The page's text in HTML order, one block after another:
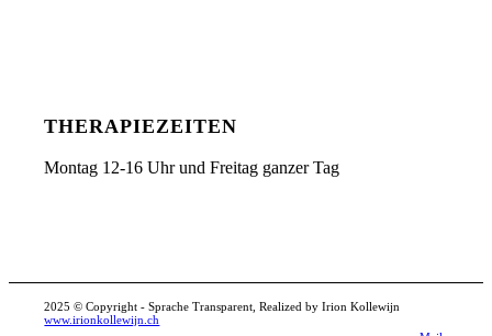
THERAPIEZEITEN
Montag 12-16 Uhr und Freitag ganzer Tag
2025 © Copyright - Sprache Transparent, Realized by Irion Kollewijn
www.irionkollewijn.ch